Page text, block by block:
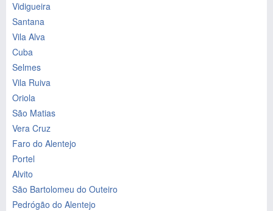
Vidigueira
Santana
Vila Alva
Cuba
Selmes
Vila Ruiva
Oriola
São Matias
Vera Cruz
Faro do Alentejo
Portel
Alvito
São Bartolomeu do Outeiro
Pedrógão do Alentejo